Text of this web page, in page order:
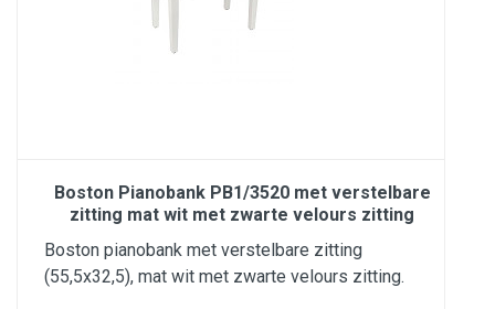
Boston Pianobank PB1/3520 met verstelbare
zitting mat wit met zwarte velours zitting
Boston pianobank met verstelbare zitting
(55,5x32,5), mat wit met zwarte velours zitting.